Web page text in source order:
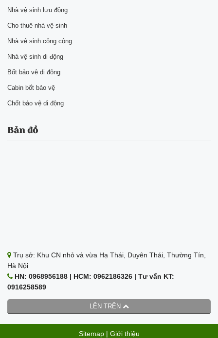
LÊN TRÊN
Nhà vệ sinh lưu động
Cho thuê nhà vệ sinh
Nhà vệ sinh công cộng
Nhà vệ sinh di động
Bốt bảo vệ di động
Cabin bốt bảo vệ
Chốt bảo vệ di động
Bản đồ
Trụ sở: Khu CN nhỏ và vừa Hạ Thái, Duyên Thái, Thường Tín,
Hà Nội
HN: 0968956188 | HCM: 0962186326 | Tư vấn KT:
0916258589
Sitemap| Giới thiệu